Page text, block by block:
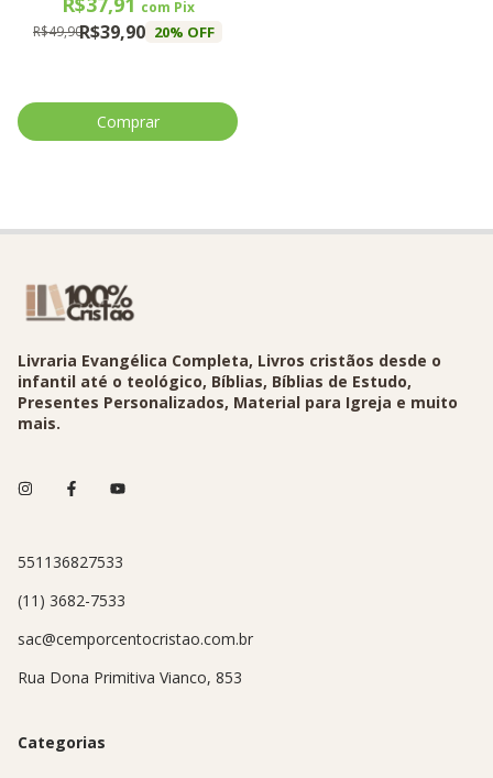
R$39,90
R$49,90 20% OFF
com Pix
Livraria Evangélica Completa, Livros cristãos desde o
infantil até o teológico, Bíblias, Bíblias de Estudo,
Presentes Personalizados, Material para Igreja e muito
mais.
551136827533
(11) 3682-7533
sac@cemporcentocristao.com.br
Rua Dona Primitiva Vianco, 853
Categorias